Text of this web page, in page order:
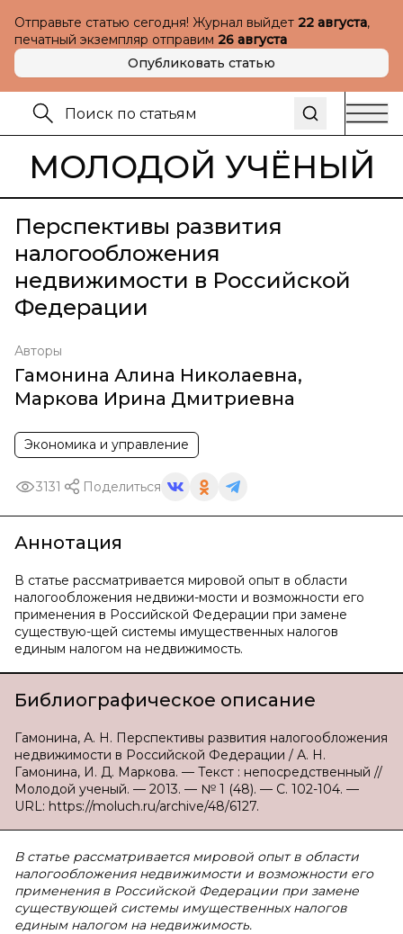
Отправьте статью сегодня! Журнал выйдет 22 августа,
печатный экземпляр отправим 26 августа
Опубликовать статью
МОЛОДОЙ УЧЁНЫЙ
Перспективы развития
налогообложения
недвижимости в Российской
Федерации
Авторы
Гамонина Алина Николаевна,
Маркова Ирина Дмитриевна
Экономика и управление
3131 Поделиться
Аннотация
В статье рассматривается мировой опыт в области
налогообложения недвижи-мости и возможности его
применения в Российской Федерации при замене
существую-щей системы имущественных налогов
единым налогом на недвижимость.
Библиографическое описание
Гамонина, А. Н. Перспективы развития налогообложения
недвижимости в Российской Федерации / А. Н.
Гамонина, И. Д. Маркова. — Текст : непосредственный //
Молодой ученый. — 2013. — № 1 (48). — С. 102-104. —
URL: https://moluch.ru/archive/48/6127.
В статье рассматривается мировой опыт в области
налогообложения недвижимости и возможности его
применения в Российской Федерации при замене
существующей системы имущественных налогов
единым налогом на недвижимость.